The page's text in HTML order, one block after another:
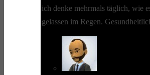
ich denke mehrmals täglich, wie
gelassen im Regen.